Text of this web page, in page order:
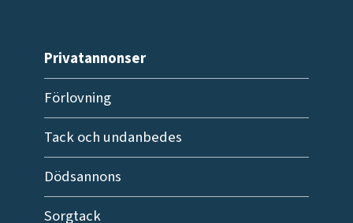
Privatannonser
Förlovning
Tack och undanbedes
Dödsannons
Sorgtack